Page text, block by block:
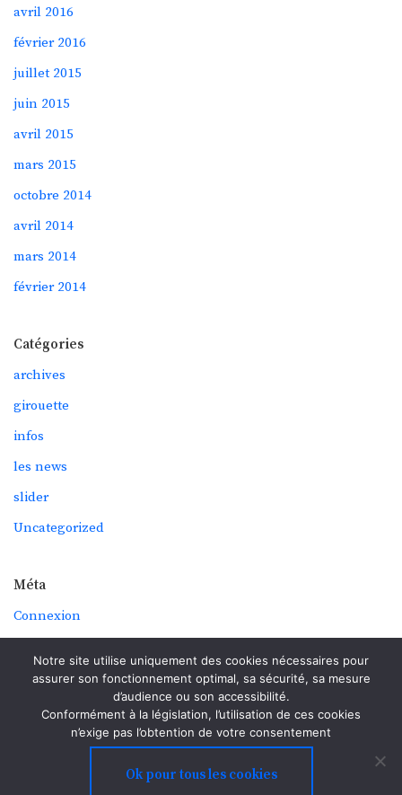
avril 2016
février 2016
juillet 2015
juin 2015
avril 2015
mars 2015
octobre 2014
avril 2014
mars 2014
février 2014
Catégories
archives
girouette
infos
les news
slider
Uncategorized
Méta
Connexion
Flux des commentaires
Site de WordPress-FR
Notre site utilise uniquement des cookies nécessaires pour
assurer son fonctionnement optimal, sa sécurité, sa mesure
d’audience ou son accessibilité.
Conformément à la législation, l’utilisation de ces cookies
n’exige pas l’obtention de votre consentement
Ok pour tous les cookies